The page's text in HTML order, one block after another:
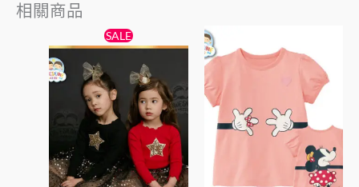
相關商品
SALE
始
價
格：
$138。
目
前
格：
$89。
有
多
種
款
式。
品
有
種
款
式。